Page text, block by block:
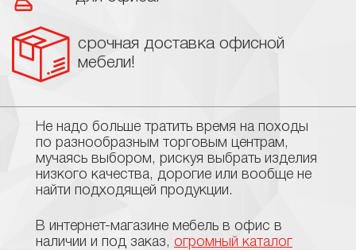
срочная доставка офисной
мебели!
Не надо больше тратить время на походы
по разнообразным торговым центрам,
мучаясь выбором, рискуя выбрать изделия
низкого качества, дорогие или вообще не
найти подходящей продукции.
В интернет-магазине мебель в офис в
наличии и под заказ, огромный каталог